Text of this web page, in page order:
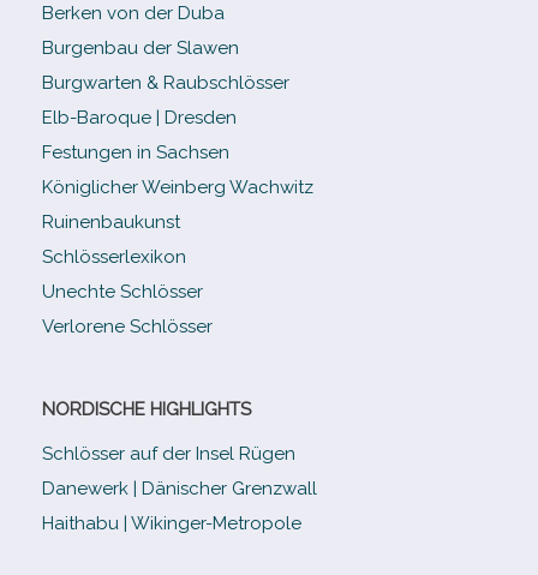
Berken von der Duba
Burgenbau der Slawen
Burgwarten & Raubschlösser
Elb-​Baroque | Dresden
Festungen in Sachsen
Königlicher Weinberg Wachwitz
Ruinenbaukunst
Schlösserlexikon
Unechte Schlösser
Verlorene Schlösser
NORDISCHE HIGHLIGHTS
Schlösser auf der Insel Rügen
Danewerk | Dänischer Grenzwall
Haithabu | Wikinger-Metropole